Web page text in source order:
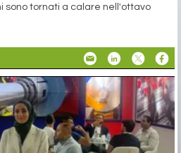
sono tornati a calare nell'ottavo